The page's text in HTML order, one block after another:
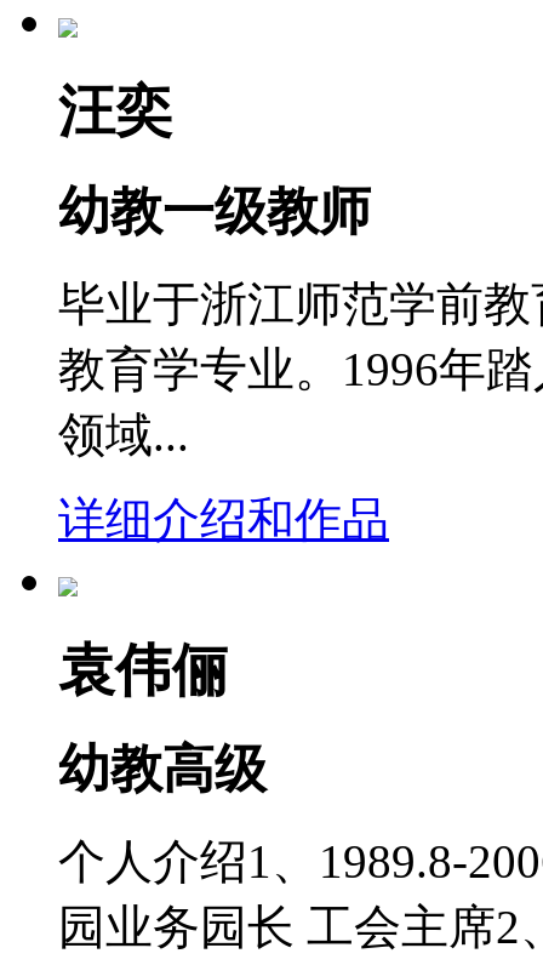
汪奕
幼教一级教师
毕业于浙江师范学前
教育学专业。1996年
领域...
详细介绍和作品
袁伟俪
幼教高级
个人介绍1、1989.8-
园业务园长 工会主席2